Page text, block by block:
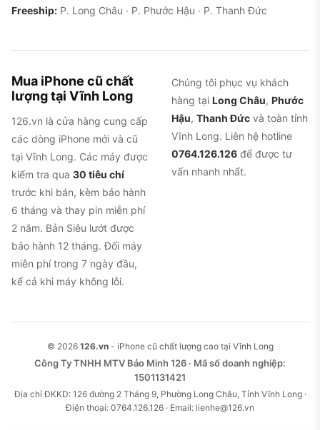
Freeship: P. Long Châu · P. Phước Hậu · P. Thanh Đức
Mua iPhone cũ chất
lượng tại Vĩnh Long
126.vn là cửa hàng cung cấp
các dòng iPhone mới và cũ
tại Vĩnh Long. Các máy được
kiểm tra qua 30 tiêu chí
trước khi bán, kèm bảo hành
6 tháng và thay pin miễn phí
2 năm. Bản Siêu lướt được
bảo hành 12 tháng. Đổi máy
miễn phí trong 7 ngày đầu,
kể cả khi máy không lỗi.
Chúng tôi phục vụ khách
hàng tại Long Châu, Phước
Hậu, Thanh Đức và toàn tỉnh
Vĩnh Long. Liên hệ hotline
0764.126.126 để được tư
vấn nhanh nhất.
© 2026 126.vn- iPhone cũ chất lượng cao tại Vĩnh Long
Công Ty TNHH MTV Bảo Minh 126 · Mã số doanh nghiệp:
1501131421
Địa chỉ ĐKKD: 126 đường 2 Tháng 9, Phường Long Châu, Tỉnh Vĩnh Long ·
Điện thoại: 0764.126.126 · Email: lienhe@126.vn